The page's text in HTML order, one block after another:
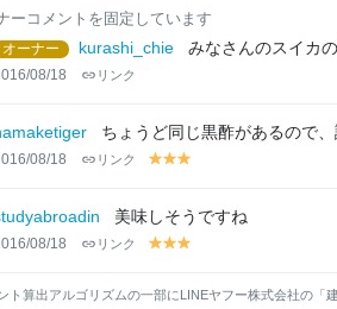
ーコメントを固定しています
オーナー kurashi_chie みなさんのスイカ
08/18 リンク
ちょうど同じ黒酢があるので
08/18 リンク
y
lo
w
y
lo
w
lo
w
美味しそうですね
08/18 リンク
y
lo
y
lolo
ト算出アルゴリズムの一部にLINEヤフー株式会社の「